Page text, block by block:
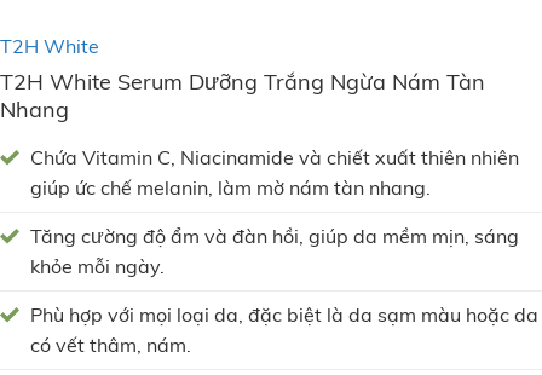
T2H White
T2H White Serum Dưỡng Trắng Ngừa Nám Tàn
Nhang
Chứa Vitamin C, Niacinamide và chiết xuất thiên nhiên
giúp ức chế melanin, làm mờ nám tàn nhang.
Tăng cường độ ẩm và đàn hồi, giúp da mềm mịn, sáng
khỏe mỗi ngày.
Phù hợp với mọi loại da, đặc biệt là da sạm màu hoặc da
có vết thâm, nám.